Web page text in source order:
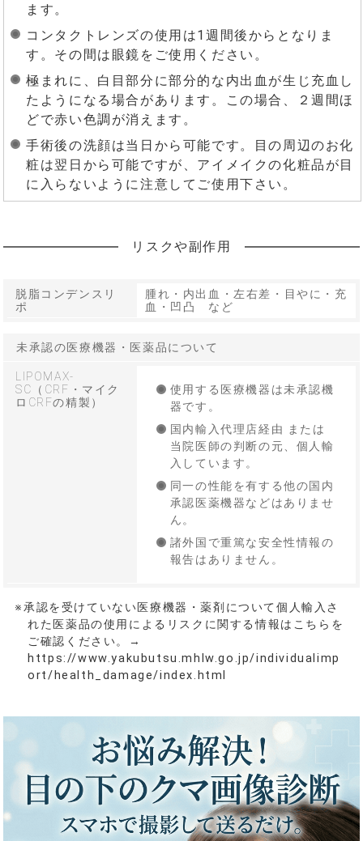
ます。
コンタクトレンズの使用は1週間後からとなりま
す。その間は眼鏡をご使用ください。
極まれに、白目部分に部分的な内出血が生じ充血し
たようになる場合があります。この場合、２週間ほ
どで赤い色調が消えます。
手術後の洗顔は当日から可能です。目の周辺のお化
粧は翌日から可能ですが、アイメイクの化粧品が目
に入らないように注意してご使用下さい。
リスクや副作用
脱脂コンデンスリ
ポ
腫れ・内出血・左右差・目やに・充
血・凹凸 など
未承認の医療機器・医薬品について
LIPOMAX-
SC（CRF・マイク
ロCRFの精製）
使用する医療機器は未承認機
器です。
国内輸入代理店経由 または
当院医師の判断の元、個人輸
入しています。
同一の性能を有する他の国内
承認医薬機器などはありませ
ん。
諸外国で重篤な安全性情報の
報告はありません。
※承認を受けていない医療機器・薬剤について個人輸入さ
れた医薬品の使用によるリスクに関する情報はこちらを
ご確認ください。→
https://www.yakubutsu.mhlw.go.jp/individualimp
ort/health_damage/index.html